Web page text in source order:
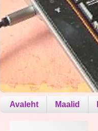
Avaleht Maalid